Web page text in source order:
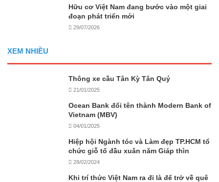
Hữu cơ Việt Nam đang bước vào một giai
đoạn phát triển mới
29/07/2026
XEM NHIỀU
Thông xe cầu Tân Kỳ Tân Quý
21/01/2025
Ocean Bank đổi tên thành Modern Bank of
Vietnam (MBV)
04/01/2025
Hiệp hội Ngành tóc và Làm đẹp TP.HCM tổ
chức giỗ tổ đầu xuân năm Giáp thìn
28/02/2024
Khi trí thức Việt Nam ra đi là để trở về quê